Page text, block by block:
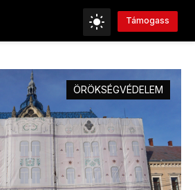
Támogass
ÖRÖKSÉGVÉDELEM